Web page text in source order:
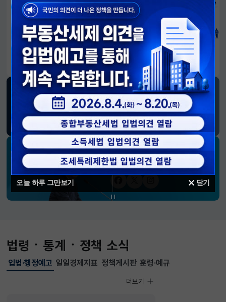
오늘 하루 그만보기 닫기
알림판
국민이 만든 대전환의 길-회복과 도약, 모두의 1년
재정경제부 SNS 소식
블로그페이스북트위터(X)유튜브인스타그램
소통하는 경제 리더 구윤철 장관의
SNS 채널
법령ㆍ통계ㆍ정책 소식
입법·행정예고
선택됨
입법·행정예고
더보기
일일경제지표 정책게시판 훈령·예규